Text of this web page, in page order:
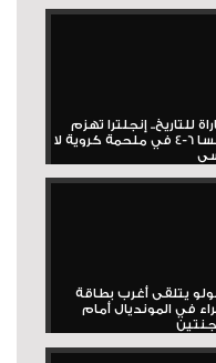
للتاريخ.. إنجلترا تهزم
فرنسا 6-4 في ملحمة كروية لا
يتلقى أغرب بطاقة
في المونديال أمام